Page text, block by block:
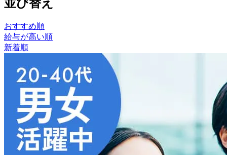
並び替え
おすすめ順
給与が高い順
新着順